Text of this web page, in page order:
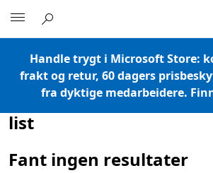
Handle trygt i Microsoft Store:
frakt og retur, 60 dagers
fra dyktige medarbeidere.
list
Fant ingen resultater